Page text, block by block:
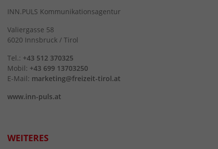
INN.PULS Kommunikationsagentur
Valiergasse 58
6020 Innsbruck / Tirol
Tel.: +43 512 370325
Mobil: +43 699 13703250
E-Mail: marketing@freizeit-tirol.at
www.inn-puls.at
WEITERES